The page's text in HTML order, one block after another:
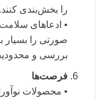
را بخش‌بندی کنند.
• ادعاهای
صورتی را بسیار
بررسی و
فرصت‌ها
• محصولات